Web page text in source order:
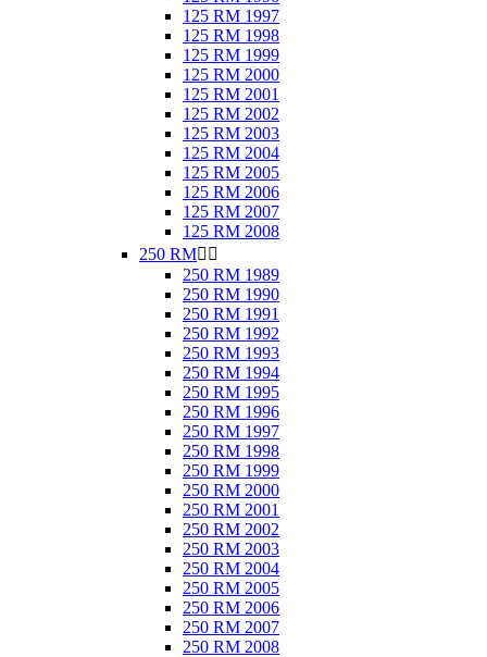
125 RM 1997
125 RM 1998
125 RM 1999
125 RM 2000
125 RM 2001
125 RM 2002
125 RM 2003
125 RM 2004
125 RM 2005
125 RM 2006
125 RM 2007
125 RM 2008
250 RM 
250 RM 1989
250 RM 1990
250 RM 1991
250 RM 1992
250 RM 1993
250 RM 1994
250 RM 1995
250 RM 1996
250 RM 1997
250 RM 1998
250 RM 1999
250 RM 2000
250 RM 2001
250 RM 2002
250 RM 2003
250 RM 2004
250 RM 2005
250 RM 2006
250 RM 2007
250 RM 2008